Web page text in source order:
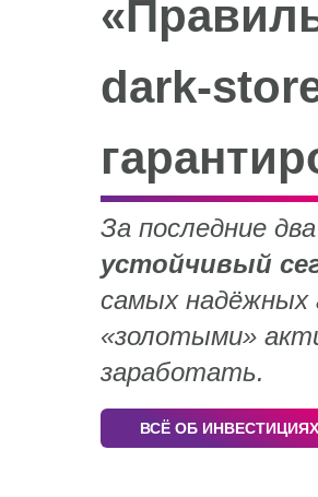
За последние
устойчивый
самых надёжных
«золотыми»
заработать.
ВСЁ ОБ ИНВЕСТИЦИЯХ